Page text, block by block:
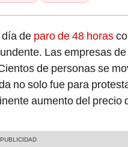
de paro de 48 horas
Las empresas
de personas se
no solo fue para
aumento del precio